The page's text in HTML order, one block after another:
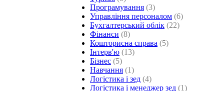
Програмування (3)
Управління персоналом (6)
Бухгалтерський облік (22)
Фінанси (8)
Кошторисна справа (5)
Інтерв'ю (13)
Бізнес (5)
Навчання (1)
Логістика і зед (4)
Логістика і менеджер зед (1)